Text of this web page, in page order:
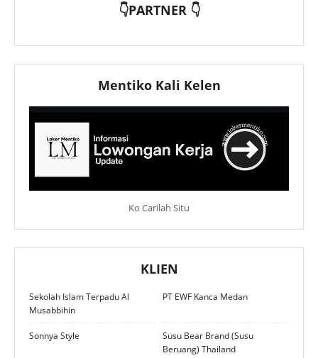
👇PARTNER 👇
Mentiko Kali Kelen
Ko Carilah Situ
KLIEN
Sekolah Islam Terpadu Al
Musabbihin
PT EWF Kanca Medan
Sonnya Style
Susu Bear Brand (Susu
Beruang) Thailand